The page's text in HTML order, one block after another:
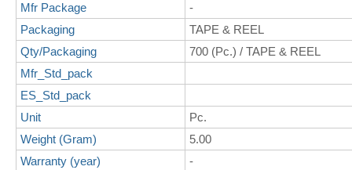
Mfr Package
-
Packaging
TAPE & REEL
Qty/Packaging
700 (Pc.) / TAPE & REEL
Mfr_Std_pack
ES_Std_pack
Unit
Pc.
Weight (Gram)
5.00
Warranty (year)
-